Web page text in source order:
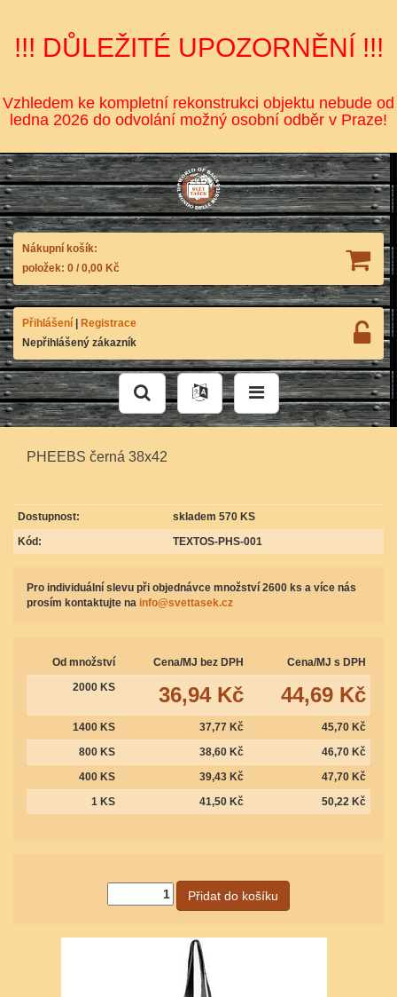
!!! DŮLEŽITÉ UPOZORNĚNÍ !!!
Vzhledem ke kompletní rekonstrukci objektu nebude od
ledna 2026 do odvolání možný osobní odběr v Praze!
Nákupní košík:
položek: 0 / 0,00 Kč
Přihlášení
Registrace
Nepřihlášený zákazník
PHEEBS černá 38x42
Dostupnost:
skladem 570 KS
Kód:
TEXTOS-PHS-001
Pro individuální slevu při objednávce množství 2600 ks a více nás
prosím kontaktujte na info@svettasek.cz
Od množství Cena/MJ bez DPH
Cena/MJ s DPH
2000 KS
36,94 Kč 44,69 Kč
1400 KS 37,77 Kč
45,70 Kč
800 KS
38,60 Kč
46,70 Kč
400 KS
39,43 Kč
47,70 Kč
1 KS
41,50 Kč 50,22 Kč